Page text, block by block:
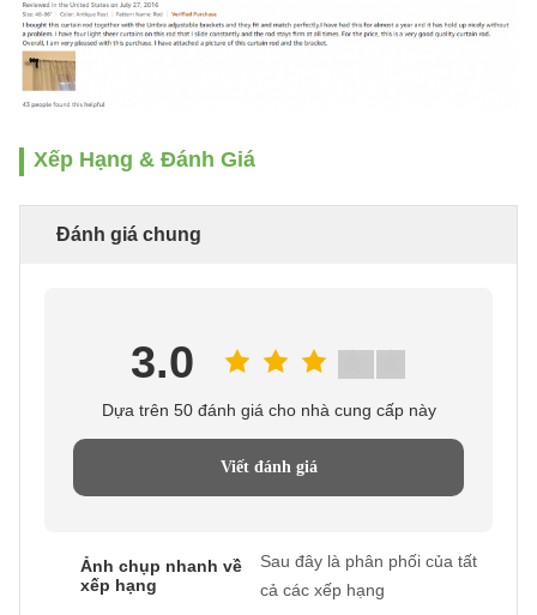
Xếp Hạng & Đánh Giá
Đánh giá chung
3.0
Dựa trên 50 đánh giá cho nhà cung cấp này
Viết đánh giá
Ảnh chụp nhanh về
xếp hạng
Sau đây là phân phối của tất
cả các xếp hạng